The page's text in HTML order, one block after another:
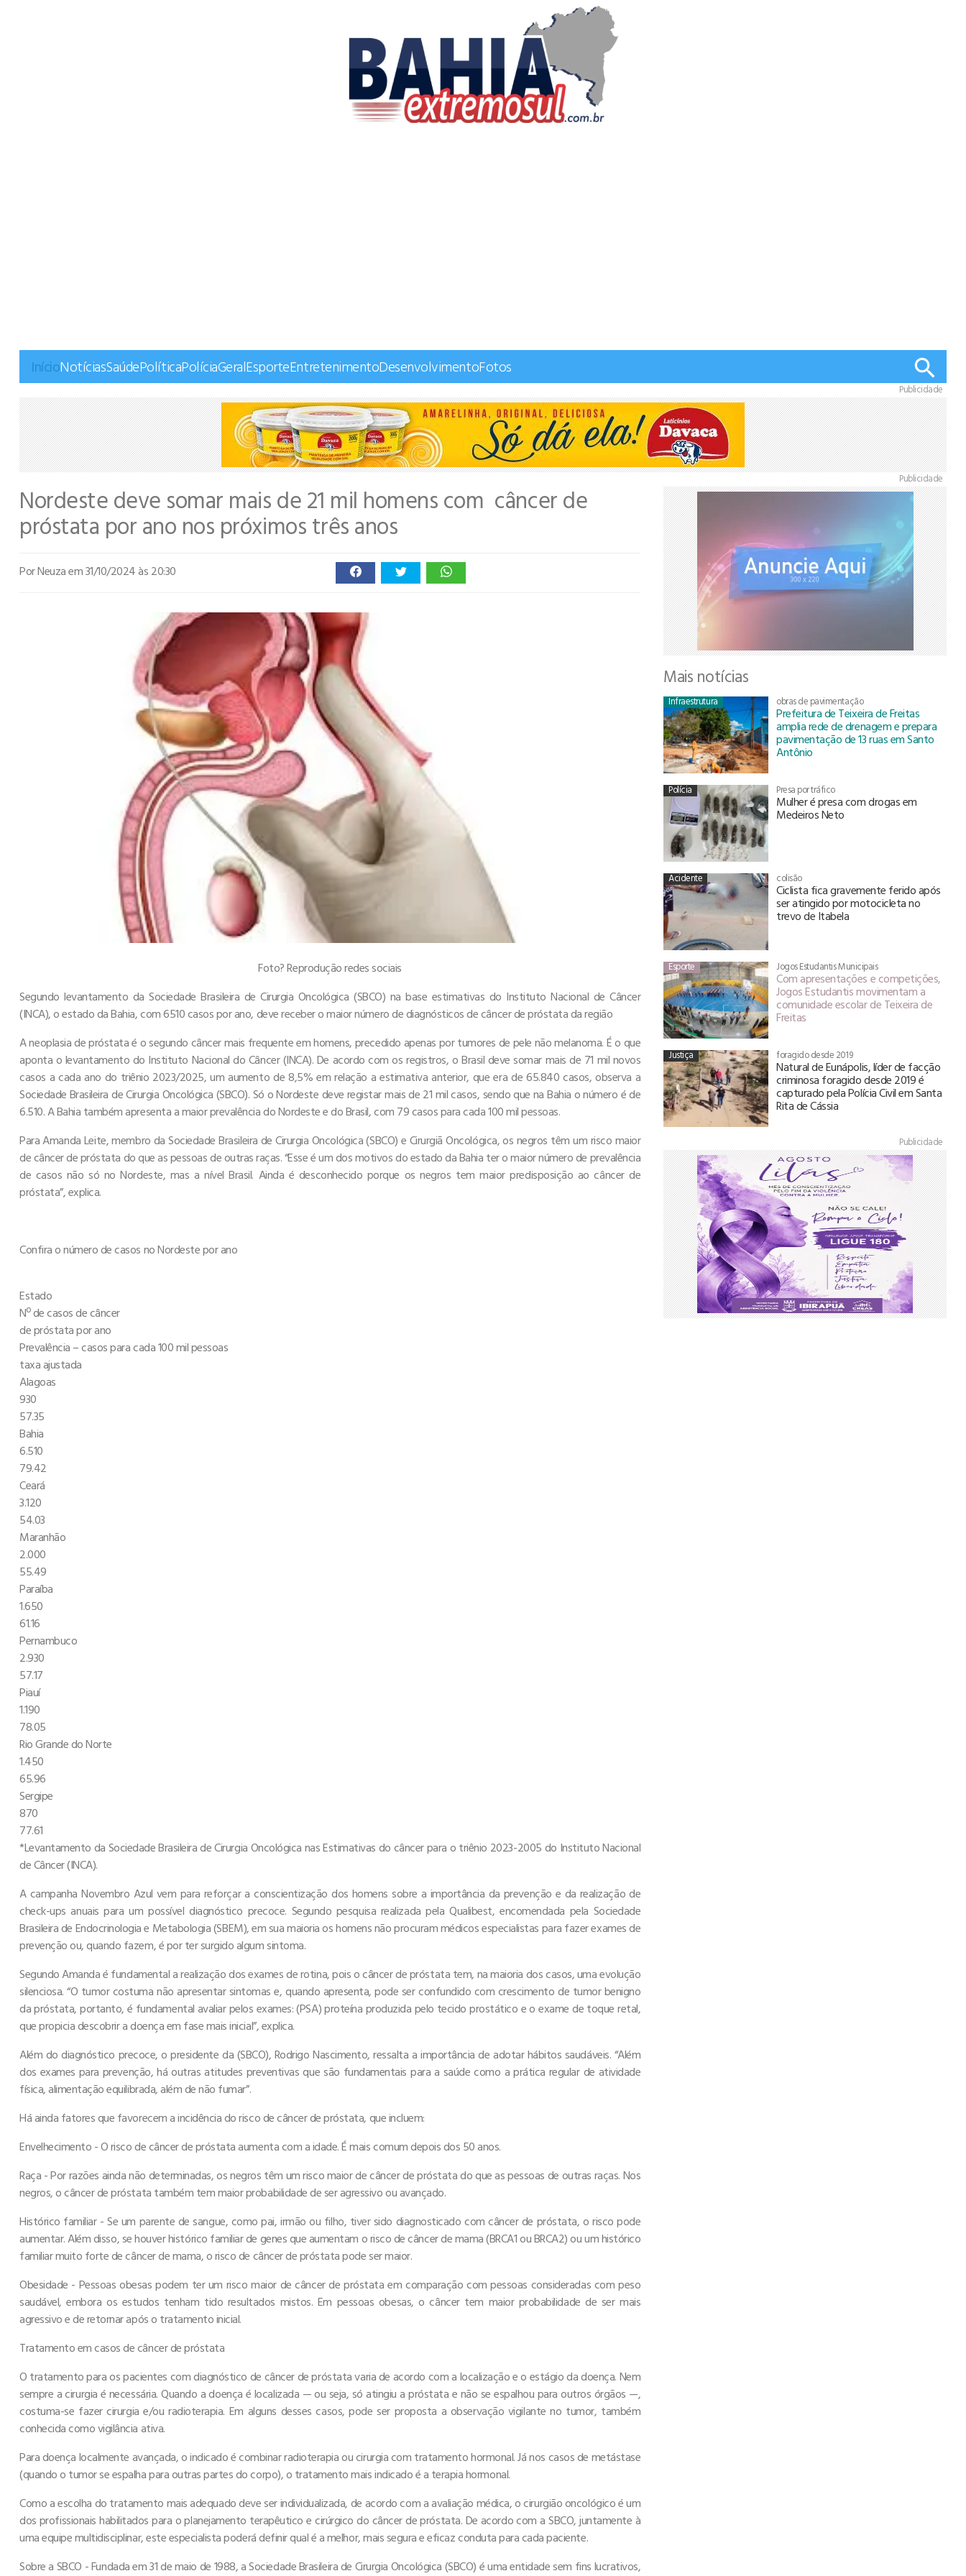
InícioNotíciasSaúdePolíticaPolíciaGeralEsporteEntretenimentoDesenvolvimentoFotos
Publicidade
Nordeste deve somar mais de 21 mil homens com câncer de
próstata por ano nos próximos três anos
Por Neuzaem 31/10/2024 às 20:30
Foto? Reprodução redes sociais
Segundo levantamento da Sociedade Brasileira de Cirurgia Oncológica (SBCO) na base estimativas do Instituto Nacional de Câncer
(INCA), o estado da Bahia, com 6510 casos por ano, deve receber o maior número de diagnósticos de câncer de próstata da região
A neoplasia de próstata é o segundo câncer mais frequente em homens, precedido apenas por tumores de pele não melanoma. É o que
aponta o levantamento do Instituto Nacional do Câncer (INCA). De acordo com os registros, o Brasil deve somar mais de 71 mil novos
casos a cada ano do triênio 2023/2025, um aumento de 8,5% em relação a estimativa anterior, que era de 65.840 casos, observa a
Sociedade Brasileira de Cirurgia Oncológica (SBCO). Só o Nordeste deve registar mais de 21 mil casos, sendo que na Bahia o número é de
6.510. A Bahia também apresenta a maior prevalência do Nordeste e do Brasil, com 79 casos para cada 100 mil pessoas.
Para Amanda Leite, membro da Sociedade Brasileira de Cirurgia Oncológica (SBCO) e Cirurgiã Oncológica, os negros têm um risco maior
de câncer de próstata do que as pessoas de outras raças. “Esse é um dos motivos do estado da Bahia ter o maior número de prevalência
de casos não só no Nordeste, mas a nível Brasil. Ainda é desconhecido porque os negros tem maior predisposição ao câncer de
próstata”, explica.
Confira o número de casos no Nordeste por ano
Estado
Nº de casos de câncer
de próstata por ano
Prevalência – casos para cada 100 mil pessoas
taxa ajustada
Alagoas
930
57.35
Bahia
6.510
79.42
Ceará
3.120
54.03
Maranhão
2.000
55.49
Paraíba
1.650
61.16
Pernambuco
2.930
57.17
Piauí
1.190
78.05
Rio Grande do Norte
1.450
65.96
Sergipe
870
77.61
*Levantamento da Sociedade Brasileira de Cirurgia Oncológica nas Estimativas do câncer para o triênio 2023-2005 do Instituto Nacional
de Câncer (INCA).
A campanha Novembro Azul vem para reforçar a conscientização dos homens sobre a importância da prevenção e da realização de
check-ups anuais para um possível diagnóstico precoce. Segundo pesquisa realizada pela Qualibest, encomendada pela Sociedade
Brasileira de Endocrinologia e Metabologia (SBEM), em sua maioria os homens não procuram médicos especialistas para fazer exames de
prevenção ou, quando fazem, é por ter surgido algum sintoma.
Segundo Amanda é fundamental a realização dos exames de rotina, pois o câncer de próstata tem, na maioria dos casos, uma evolução
silenciosa. “O tumor costuma não apresentar sintomas e, quando apresenta, pode ser confundido com crescimento de tumor benigno
da próstata, portanto, é fundamental avaliar pelos exames: (PSA) proteína produzida pelo tecido prostático e o exame de toque retal,
que propicia descobrir a doença em fase mais inicial”, explica.
Além do diagnóstico precoce, o presidente da (SBCO), Rodrigo Nascimento, ressalta a importância de adotar hábitos saudáveis. “Além
dos exames para prevenção, há outras atitudes preventivas que são fundamentais para a saúde como a prática regular de atividade
física, alimentação equilibrada, além de não fumar”.
Há ainda fatores que favorecem a incidência do risco de câncer de próstata, que incluem:
Envelhecimento - O risco de câncer de próstata aumenta com a idade. É mais comum depois dos 50 anos.
Raça - Por razões ainda não determinadas, os negros têm um risco maior de câncer de próstata do que as pessoas de outras raças. Nos
negros, o câncer de próstata também tem maior probabilidade de ser agressivo ou avançado.
Histórico familiar - Se um parente de sangue, como pai, irmão ou filho, tiver sido diagnosticado com câncer de próstata, o risco pode
aumentar. Além disso, se houver histórico familiar de genes que aumentam o risco de câncer de mama (BRCA1 ou BRCA2) ou um histórico
familiar muito forte de câncer de mama, o risco de câncer de próstata pode ser maior.
Obesidade - Pessoas obesas podem ter um risco maior de câncer de próstata em comparação com pessoas consideradas com peso
saudável, embora os estudos tenham tido resultados mistos. Em pessoas obesas, o câncer tem maior probabilidade de ser mais
agressivo e de retornar após o tratamento inicial.
Tratamento em casos de câncer de próstata
O tratamento para os pacientes com diagnóstico de câncer de próstata varia de acordo com a localização e o estágio da doença. Nem
sempre a cirurgia é necessária. Quando a doença é localizada — ou seja, só atingiu a próstata e não se espalhou para outros órgãos —,
costuma-se fazer cirurgia e/ou radioterapia. Em alguns desses casos, pode ser proposta a observação vigilante no tumor, também
conhecida como vigilância ativa.
Para doença localmente avançada, o indicado é combinar radioterapia ou cirurgia com tratamento hormonal. Já nos casos de metástase
(quando o tumor se espalha para outras partes do corpo), o tratamento mais indicado é a terapia hormonal.
Como a escolha do tratamento mais adequado deve ser individualizada, de acordo com a avaliação médica, o cirurgião oncológico é um
dos profissionais habilitados para o planejamento terapêutico e cirúrgico do câncer de próstata. De acordo com a SBCO, juntamente à
uma equipe multidisciplinar, este especialista poderá definir qual é a melhor, mais segura e eficaz conduta para cada paciente.
Sobre a SBCO - Fundada em 31 de maio de 1988, a Sociedade Brasileira de Cirurgia Oncológica (SBCO) é uma entidade sem fins lucrativos,
Publicidade
Mais notícias
Infraestrutura obras de pavimentação
Prefeitura de Teixeira de Freitas
amplia rede de drenagem e prepara
pavimentação de 13 ruas em Santo
Antônio
Polícia Presa por tráfico
Mulher é presa com drogas em
Medeiros Neto
Acidente colisão
Ciclista fica gravemente ferido após
ser atingido por motocicleta no
trevo de Itabela
Esporte Jogos Estudantis Municipais
Com apresentações e competições,
Jogos Estudantis movimentam a
comunidade escolar de Teixeira de
Freitas
Justiça foragido desde 2019
Natural de Eunápolis, líder de facção
criminosa foragido desde 2019 é
capturado pela Polícia Civil em Santa
Rita de Cássia
Publicidade